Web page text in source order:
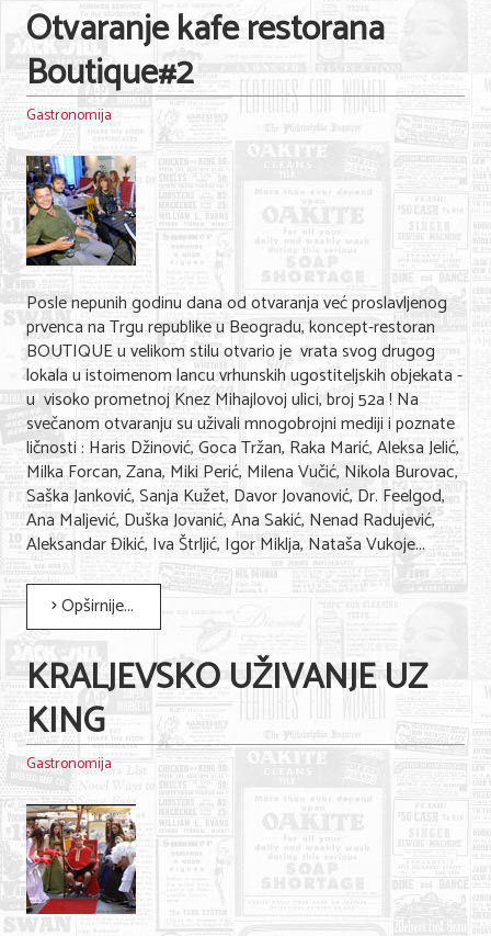
Otvaranje kafe restorana
Boutique#2
Gastronomija
Posle nepunih godinu dana od otvaranja već proslavljenog
prvenca na Trgu republike u Beogradu, koncept-restoran
BOUTIQUE u velikom stilu otvario je vrata svog drugog
lokala u istoimenom lancu vrhunskih ugostiteljskih objekata -
u visoko prometnoj Knez Mihajlovoj ulici, broj 52a ! Na
svečanom otvaranju su uživali mnogobrojni mediji i poznate
ličnosti : Haris Džinović, Goca Tržan, Raka Marić, Aleksa Jelić,
Milka Forcan, Zana, Miki Perić, Milena Vučić, Nikola Burovac,
Saška Janković, Sanja Kužet, Davor Jovanović, Dr. Feelgod,
Ana Maljević, Duška Jovanić, Ana Sakić, Nenad Radujević,
Aleksandar Đikić, Iva Štrljić, Igor Miklja, Nataša Vukoje...
Opširnije...
KRALJEVSKO UŽIVANJE UZ
KING
Gastronomija